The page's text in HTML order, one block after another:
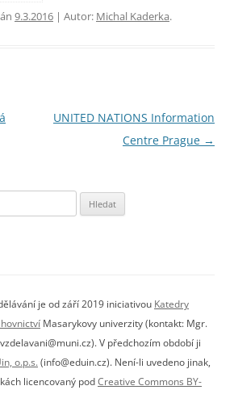
9.3.2016 | Autor: Michal Kaderka.
UNITED NATIONS Information
Centre Prague →
je od září 2019 iniciativou Katedry
Masarykovy univerzity (kontakt: Mgr.
V předchozím období ji
o.p.s. (info@eduin.cz). Není-li uvedeno jinak,
licencovaný podCreative Commons BY-